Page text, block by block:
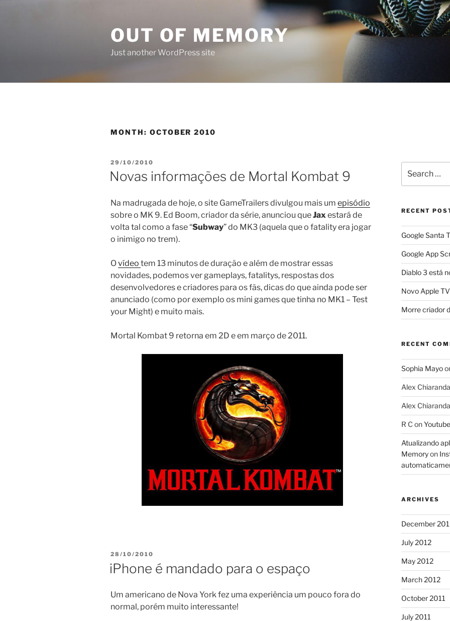
OUT OF MEMORY
Just another WordPress site
MONTH: OCTOBER 2010
POSTED
ON
29/10/2010
Novas informações de Mortal Kombat 9
Na madrugada de hoje, o site GameTrailers divulgou mais um episódio
sobre o MK 9. Ed Boom, criador da série, anunciou queJax estará de
volta tal como a fase “Subway” do MK3 (aquela que o fatality era jogar
o inimigo no trem).
Ovídeo tem 13 minutos de duração e além de mostrar essas
novidades, podemos ver gameplays, fatalitys, respostas dos
desenvolvedores e criadores para os fãs, dicas do que ainda pode ser
anunciado (como por exemplo os mini games que tinha no MK1 – Test
your Might) e muito mais.
Mortal Kombat 9 retorna em 2D e em março de 2011.
POSTED
ON
28/10/2010
iPhone é mandado para o espaço
Um americano de Nova York fez uma experiência um pouco fora do
normal, porém muito interessante!
for:
RECENT
Google Santa
Google App
Diablo 3 está
Novo Apple
Morre criador
RECENT
Sophia Mayo
Alex Chiaranda
Alex Chiaranda
R C on
Atualizando
Memoryon
ARCHIVES
December
July 2012
May 2012
March 2012
October 2011
July 2011